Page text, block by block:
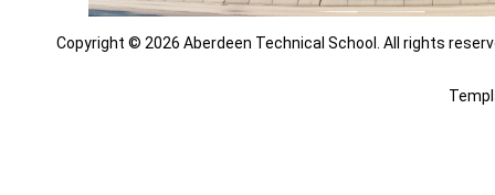
Copyright © 2026 Aberdeen Technical School. All rights